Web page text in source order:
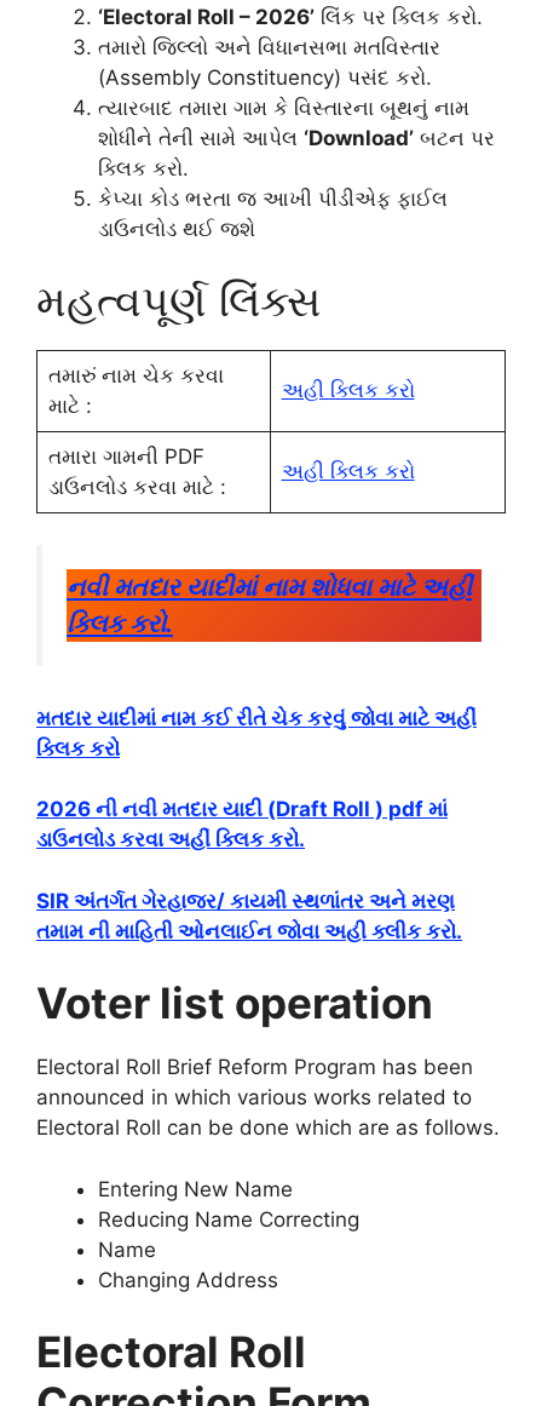
‘Electoral Roll – 2026’ લિંક પર ક્લિક કરો.
તમારો જિલ્લો અને વિધાનસભા મતવિસ્તાર
(Assembly Constituency) પસંદ કરો.
ત્યારબાદ તમારા ગામ કે વિસ્તારના બૂથનું નામ
શોધીને તેની સામે આપેલ ‘Download’ બટન પર
ક્લિક કરો.
કેપ્ચા કોડ ભરતા જ આખી પીડીએફ ફાઈલ
ડાઉનલોડ થઈ જશે
મહત્વપૂર્ણ લિંક્સ
તમારું નામ ચેક કરવા
માટે :
અહી ક્લિક કરો
તમારા ગામની PDF
ડાઉનલોડ કરવા માટે :
અહી ક્લિક કરો
નવી મતદાર યાદીમાં નામ શોધવા માટે અહીં
ક્લિક કરો.
મતદાર યાદીમાં નામ કઈ રીતે ચેક કરવું જોવા માટે અહીં
ક્લિક કરો
2026 ની નવી મતદાર યાદી (Draft Roll ) pdf માં
ડાઉનલોડ કરવા અહીં ક્લિક કરો.
SIR અંતર્ગત ગેરહાજર/ કાયમી સ્થળાંતર અને મરણ
તમામ ની માહિતી ઓનલાઈન જોવા અહી ક્લીક કરો.
Voter list operation
Electoral Roll Brief Reform Program has been
announced in which various works related to
Electoral Roll can be done which are as follows.
Entering New Name
Reducing Name Correcting
Name
Changing Address
Electoral Roll